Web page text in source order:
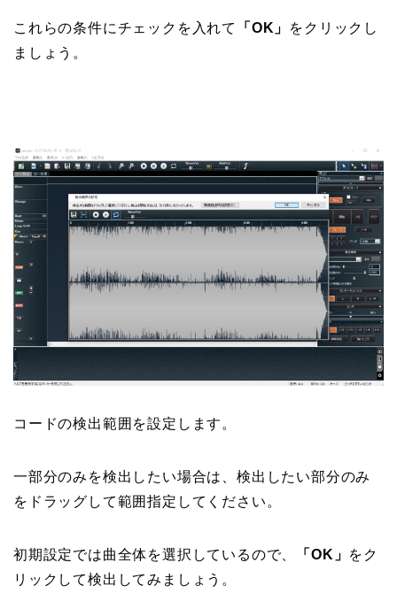
これらの条件にチェックを入れて 「OK」
をクリックし
ましょう。
コードの検出範囲を設定します。
一部分のみを検出したい場合は、検出したい部分のみ
をドラッグして範囲指定してください。
初期設定では曲全体を選択しているので、 「OK」 をク
リックして検出してみましょう。